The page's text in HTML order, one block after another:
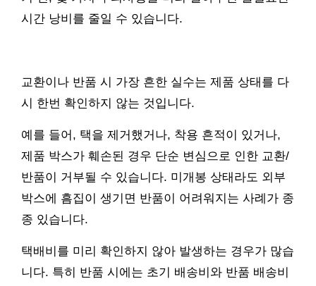
시간 낭비를 줄일 수 있습니다.
교환이나 반품 시 가장 흔한 실수는 제품 상태를 다
시 한번 확인하지 않는 것입니다.
예를 들어, 택을 제거했거나, 착용 흔적이 있거나,
제품 박스가 훼손된 경우 단순 변심으로 인한 교환/
반품이 거부될 수 있습니다. 미개봉 상태라도 외부
박스에 흠집이 생기면 반품이 어려워지는 사례가 종
종 있습니다.
택배비를 미리 확인하지 않아 발생하는 경우가 많습
니다. 특히 반품 시에는 초기 배송비와 반품 배송비